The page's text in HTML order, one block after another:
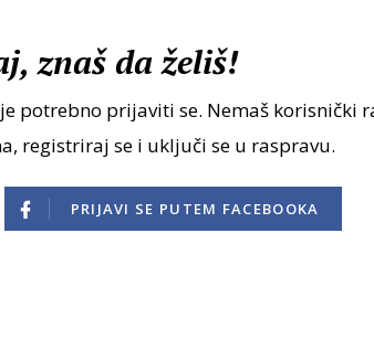
znaš da želiš!
potrebno prijaviti se. Nemaš korisnički
registriraj se i uključi se u raspravu.
PRIJAVI SE PUTEM FACEBOOKA